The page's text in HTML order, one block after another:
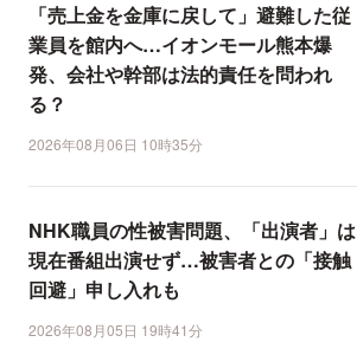
「売上金を金庫に戻して」避難した従
業員を館内へ…イオンモール熊本爆
発、会社や幹部は法的責任を問われ
る？
2026年08月06日 10時35分
NHK職員の性被害問題、「出演者」は
現在番組出演せず…被害者との「接触
回避」申し入れも
2026年08月05日 19時41分